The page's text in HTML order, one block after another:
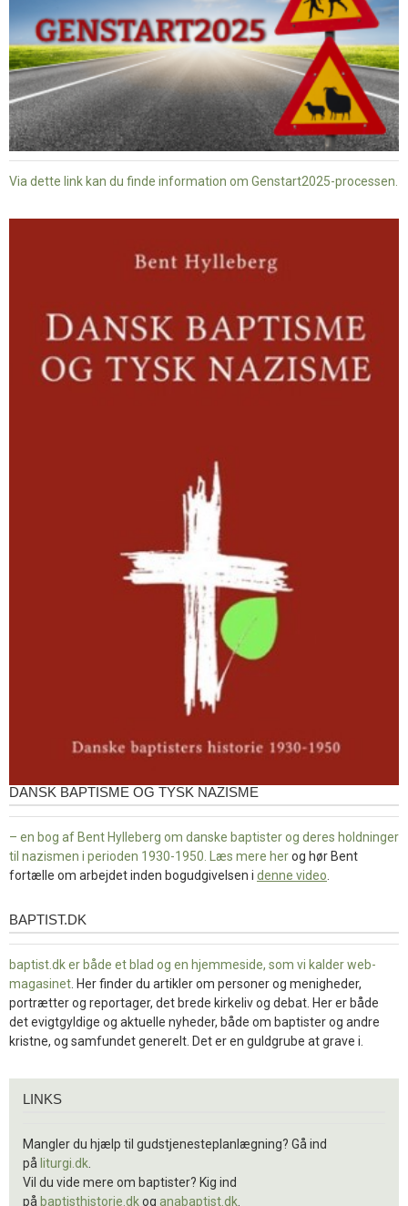
Via dette link kan du finde information om Genstart2025-processen.
DANSK BAPTISME OG TYSK NAZISME
– en bog af Bent Hylleberg om danske baptister og deres holdninger
til nazismen i perioden 1930-1950. Læs mere herog hør Bent
fortælle om arbejdet inden bogudgivelsen i denne video.
baptist.dk
BAPTIST.DK
baptist.dk er både et blad og en hjemmeside, som vi kalder web-
magasinet. Her finder du artikler om personer og menigheder,
portrætter og reportager, det brede kirkeliv og debat. Her er både
det evigtgyldige og aktuelle nyheder, både om baptister og andre
kristne, og samfundet generelt. Det er en guldgrube at grave i.
LINKS
Mangler du hjælp til gudstjenesteplanlægning? Gå ind
på liturgi.dk.
Vil du vide mere om baptister? Kig ind
på baptisthistorie.dkog anabaptist.dk.